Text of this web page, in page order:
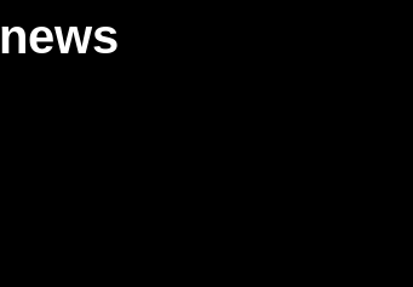
news